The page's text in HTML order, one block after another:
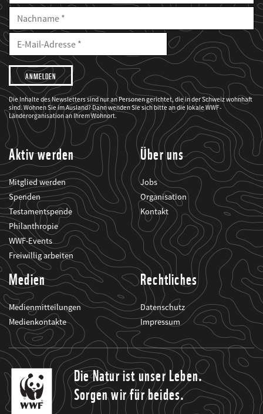
Nachname
E-
Mailadresse
E-
Adresse
Ich
möchte,
dass
der
WWF
mich
über
seine
Projekte
informiert.
Die Inhalte des Newsletters sind nur an Personen gerichtet, die in der Schweiz wohnhaft
sind. Wohnen Sie im Ausland? Dann wenden Sie sich bitte an die lokale WWF-
Länderorganisation an Ihrem Wohnort.
Aktiv werden
Mitglied werden
Spenden
Testamentspende
Philanthropie
WWF-Events
Freiwillig arbeiten
Über uns
Jobs
Organisation
Kontakt
Medien
Medienmitteilungen
Medienkontakte
Rechtliches
Datenschutz
Impressum
Die Natur ist unser Leben.
Sorgen wir für beides.